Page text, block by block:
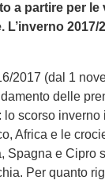
a partire per le
L’inverno
2017 (dal 1
delle
lo scorso
Africa e le
Spagna e Cipro
Per quanto